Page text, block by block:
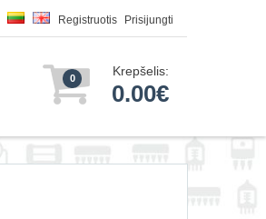
Registruotis Prisijungti
0 Krepšelis:
0.00€